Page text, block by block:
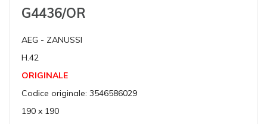
G4436/OR
AEG - ZANUSSI
H.42
ORIGINALE
Codice originale: 3546586029
190 x 190